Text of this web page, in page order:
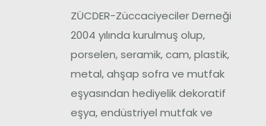
ZÜCDER-Züccaciyeciler Derneği
2004 yılında kurulmuş olup,
porselen, seramik, cam, plastik,
metal, ahşap sofra ve mutfak
eşyasından hediyelik dekoratif
eşya, endüstriyel mutfak ve